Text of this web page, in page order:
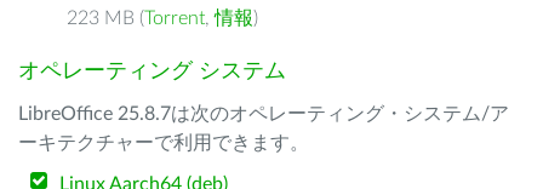
223 MB (Torrent,情報)
オペレーティング システム
LibreOffice 25.8.7は次のオペレーティング・システム/ア
ーキテクチャーで利用できます。
Linux Aarch64 (deb)